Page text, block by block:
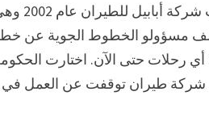
قامت الحكومة السودانية مؤخراً بتسمية العديد من شركات الطيران
في مجال الشحن الجوي والشحن في السودان. في عام 2020، كشف مسؤولو الخطوط الجوية
أي رحلات حتى الآن. اختارت
شركة طيران توقفت عن العمل